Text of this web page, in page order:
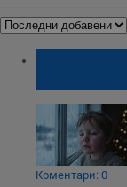
Коментари: 0